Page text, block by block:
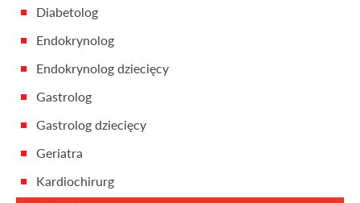
Diabetolog
Endokrynolog
Endokrynolog dziecięcy
Gastrolog
Gastrolog dziecięcy
Geriatra
Kardiochirurg